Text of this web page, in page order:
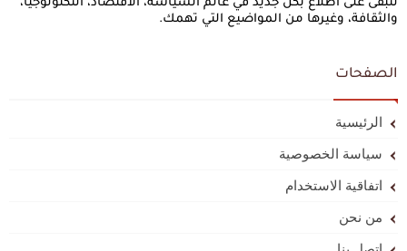
لتبقى على اطلاع بكل جديد في عالم السياسة، الاقتصاد، التكنولوجيا،
والثقافة، وغيرها من المواضيع التي تهمك.
الصفحات
الرئيسية
سياسة الخصوصية
اتفاقية الاستخدام
من نحن